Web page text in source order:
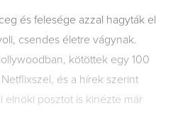
és felesége azzal hagyták el
csendes életre vágynak.
kötöttek egy 100
és a hírek szerint
elnöki posztot is kinézte már